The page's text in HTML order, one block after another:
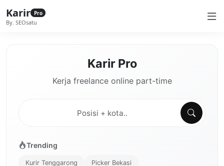
Karir Pro
By. SEOsatu
Karir Pro
Kerja freelance online part-time
Trending
Kurir Tenggarong Picker Bekasi